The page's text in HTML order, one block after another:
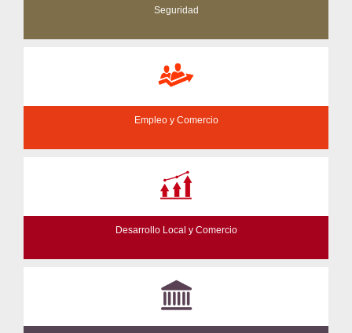
Seguridad
Empleo y Comercio
Desarrollo Local y Comercio